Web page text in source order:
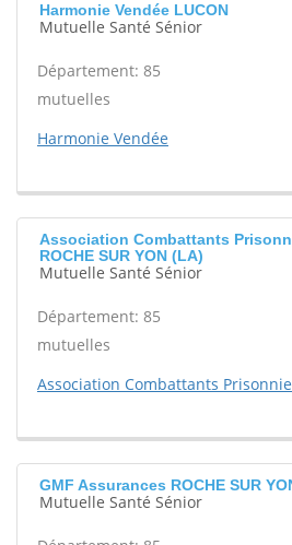
Harmonie Vendée LUCON
Mutuelle Santé Sénior
Département: 85
mutuelles
Harmonie Vendée
Association Combattants
ROCHE SUR YON (LA)
Mutuelle Santé Sénior
Département: 85
mutuelles
Association Combattants
GMF Assurances ROCHE SUR
Mutuelle Santé Sénior